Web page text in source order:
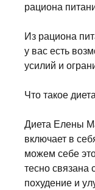
рациона
Из рациона
у вас есть
усилий и
Что такое
Диета Елены
включает в
можем себе
тесно связана
похудение и